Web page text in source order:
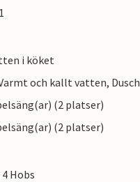
i köket
och kallt vatten, Dusch
(2 platser)
(2 platser)
Hobs